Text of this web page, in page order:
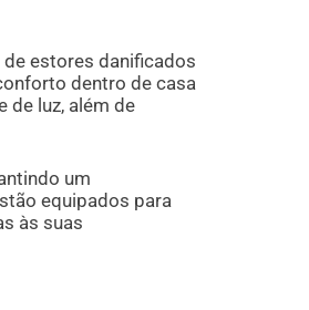
de estores danificados
dentro de casa
de luz, além de
um
equipados para
às suas